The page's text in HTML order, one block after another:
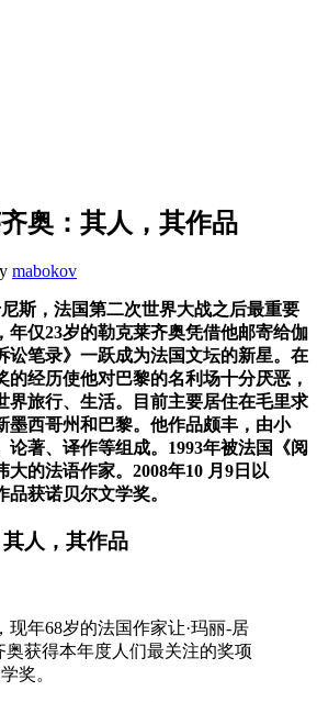
奥：其人，其作品
mabokov
斯，法国第二次世界大战之后最重要
年仅23岁的勒克莱齐奥凭借他邮寄给伽
讼笔录》一跃成为法国文坛的新星。在
的经历使他对巴黎的名利场十分厌恶，
界旅行、生活。目前主要居住在毛里求
墨西哥州和巴黎。他作品颇丰，由小
论著、译作等组成。1993年被法国《阅
的法语作家。2008年10 月9日以
品获诺贝尔文学奖。
人，其作品
现年68岁的法国作家让·玛丽-居
奥获得本年度人们最关注的奖项
奖。